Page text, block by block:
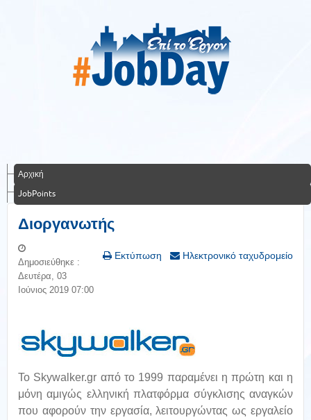
Αρχική
JobPoints
Διοργανωτής
Εκτύπωση Ηλεκτρονικό ταχυδρομείο
Δημοσιεύθηκε :
Δευτέρα, 03
Ιούνιος 2019 07:00
Το Skywalker.gr από το 1999 παραμένει η πρώτη και η
μόνη αμιγώς ελληνική πλατφόρμα σύγκλισης αναγκών
που αφορούν την εργασία, λειτουργώντας ως εργαλείο